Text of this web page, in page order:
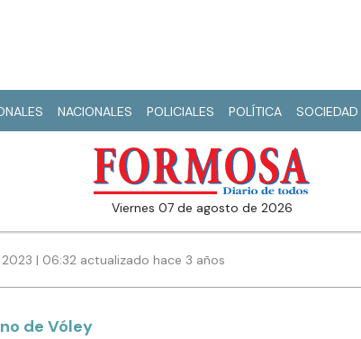
NACIONALES POLICIALES POLÍTICA SOCIEDAD
viernes 07 de agosto de 2026
| 06:32 actualizado hace 3 años
de Vóley